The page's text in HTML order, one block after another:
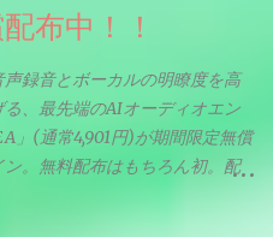
布中！！
声録音とボーカルの明瞭度を高
、最先端のAIオーディオエン
」(通常4,901円)が期間限定無償
。無料配布はもちろん初。配